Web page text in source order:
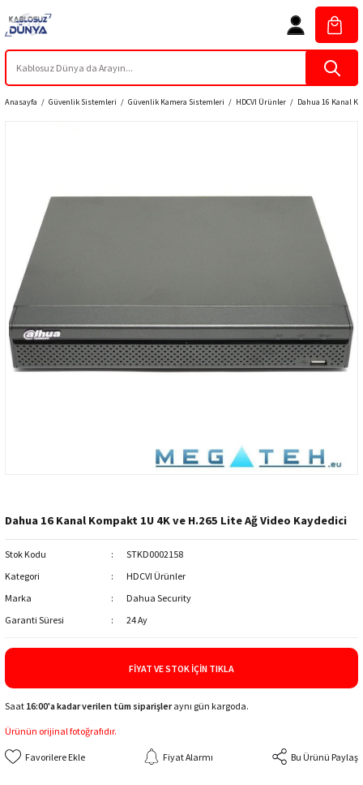
Anasayfa Güvenlik Sistemleri Güvenlik Kamera Sistemleri HDCVI Ürünler Dahua 16 Kanal
Dahua 16 Kanal Kompakt 1U 4K ve H.265 Lite Ağ Video Kaydedici
Stok Kodu
STKD0002158
Kategori
HDCVI Ürünler
Marka
Dahua Security
Garanti Süresi
24 Ay
FIYAT VE STOK İÇIN TIKLA
Saat 16:00'a kadar verilen tüm siparişleraynı gün kargoda.
Ürünün orijinal fotoğrafıdır.
Fiyat Alarmı Bu Ürünü Paylaş